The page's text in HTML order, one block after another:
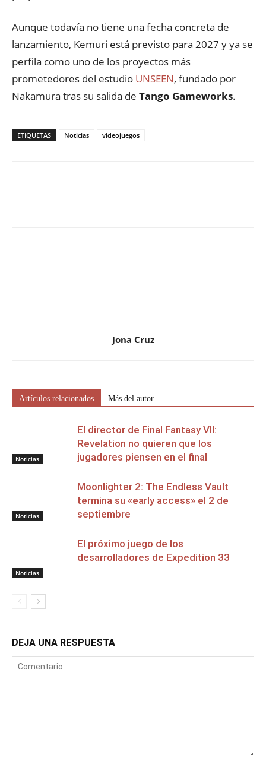
Aunque todavía no tiene una fecha concreta de
lanzamiento, Kemuri está previsto para 2027 y ya se
perfila como uno de los proyectos más
prometedores del estudio UNSEEN, fundado por
Nakamura tras su salida de Tango Gameworks.
ETIQUETAS Noticias videojuegos
Jona Cruz
Artículos relacionados Más del autor
Noticias
El director de Final Fantasy VII:
Revelation no quieren que los
jugadores piensen en el final
Noticias
Moonlighter 2: The Endless Vault
termina su «early access» el 2 de
septiembre
Noticias
El próximo juego de los
desarrolladores de Expedition 33
DEJA UNA RESPUESTA